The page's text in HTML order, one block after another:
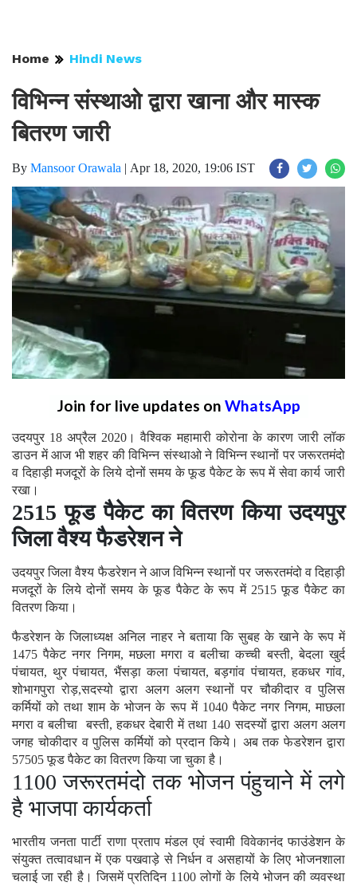
Home Hindi News
विभिन्न संस्थाओ द्वारा खाना और मास्क
बितरण जारी
By Mansoor Orawala | Apr 18, 2020, 19:06 IST
Join for live updates on WhatsApp
उदयपुर 18 अप्रैल 2020। वैश्विक महामारी कोरोना के कारण जारी लॉक
डाउन में आज भी शहर की विभिन्न संस्थाओ ने विभिन्न स्थानों पर जरूरतमंदो
व दिहाड़ी मजदूरों के लिये दोनों समय के फूड पैकेट के रूप में सेवा कार्य जारी
रखा।
2515 फूड पैकेट का वितरण किया उदयपुर
जिला वैश्य फैडरेशन ने
उदयपुर जिला वैश्य फैडरेशन ने आज विभिन्न स्थानों पर जरूरतमंदो व दिहाड़ी
मजदूरों के लिये दोनों समय के फूड पैकेट के रूप में 2515 फूड पैकेट का
वितरण किया।
फैडरेशन के जिलाध्यक्ष अनिल नाहर ने बताया कि सुबह के खाने के रूप में
1475 पैकेट नगर निगम, मछला मगरा व बलीचा कच्ची बस्ती, बेदला खुर्द
पंचायत, थुर पंचायत, भैंसड़ा कला पंचायत, बड़गांव पंचायत, हकधर गांव,
शोभागपुरा रोड़,सदस्यो द्वारा अलग अलग स्थानों पर चौकीदार व पुलिस
कर्मियों को तथा शाम के भोजन के रूप में 1040 पैकेट नगर निगम, माछला
मगरा व बलीचा बस्ती, हकधर देबारी में तथा 140 सदस्यों द्वारा अलग अलग
जगह चोकीदार व पुलिस कर्मियों को प्रदान किये। अब तक फेडरेशन द्वारा
57505 फूड पैकेट का वितरण किया जा चुका है।
1100 जरूरतमंदो तक भोजन पंहुचाने में लगे
है भाजपा कार्यकर्ता
भारतीय जनता पार्टी राणा प्रताप मंडल एवं स्वामी विवेकानंद फाउंडेशन के
संयुक्त तत्वावधान में एक पखवाड़े से निर्धन व असहायों के लिए भोजनशाला
चलाई जा रही है। जिसमें प्रतिदिन 1100 लोगों के लिये भोजन की व्यवस्था